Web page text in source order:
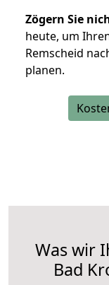
Zögern Sie
heute, um
Remscheid
planen.
Was wir
Bad